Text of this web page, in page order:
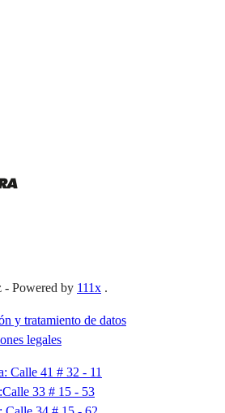
- Powered by 111x .
y tratamiento de datos
legales
Calle 41 # 32 - 11
Calle 33 # 15 - 53